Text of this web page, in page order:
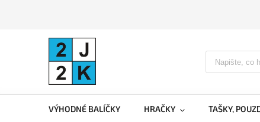
VÝHODNÉ BALÍČKY HRAČKY TAŠKY,